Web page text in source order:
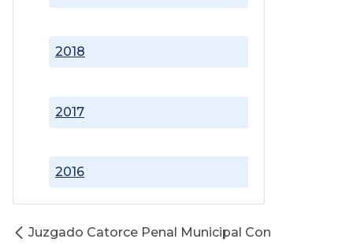
2016
2017
2018
Juzgado Catorce Penal Municipal Con